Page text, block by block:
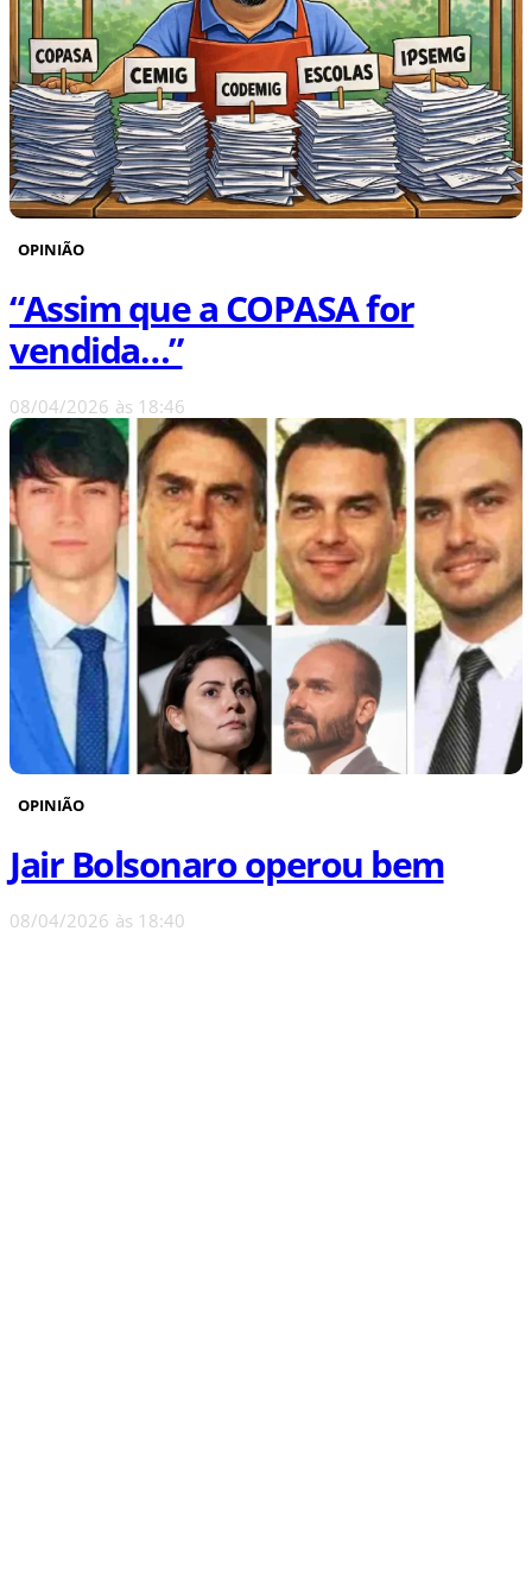
OPINIÃO
“Assim que a COPASA for
vendida…”
08/04/2026 às 18:46
OPINIÃO
Jair Bolsonaro operou bem
08/04/2026 às 18:40